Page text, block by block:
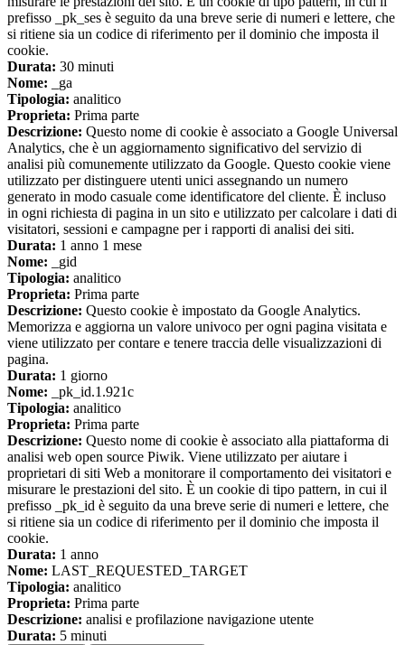
prefisso _pk_ses è seguito da una breve serie di numeri e lettere, che
si ritiene sia un codice di riferimento per il dominio che imposta il
cookie.
Durata: 30 minuti
Nome: _ga
Tipologia: analitico
Proprieta: Prima parte
Descrizione: Questo nome di cookie è associato a Google Universal
Analytics, che è un aggiornamento significativo del servizio di
analisi più comunemente utilizzato da Google. Questo cookie viene
utilizzato per distinguere utenti unici assegnando un numero
generato in modo casuale come identificatore del cliente. È incluso
in ogni richiesta di pagina in un sito e utilizzato per calcolare i dati di
visitatori, sessioni e campagne per i rapporti di analisi dei siti.
Durata: 1 anno 1 mese
Nome: _gid
Tipologia: analitico
Proprieta: Prima parte
Descrizione: Questo cookie è impostato da Google Analytics.
Memorizza e aggiorna un valore univoco per ogni pagina visitata e
viene utilizzato per contare e tenere traccia delle visualizzazioni di
pagina.
Durata: 1 giorno
Nome: _pk_id.1.921c
Tipologia: analitico
Proprieta: Prima parte
Descrizione: Questo nome di cookie è associato alla piattaforma di
analisi web open source Piwik. Viene utilizzato per aiutare i
proprietari di siti Web a monitorare il comportamento dei visitatori e
misurare le prestazioni del sito. È un cookie di tipo pattern, in cui il
prefisso _pk_id è seguito da una breve serie di numeri e lettere, che
si ritiene sia un codice di riferimento per il dominio che imposta il
cookie.
Durata: 1 anno
Nome: LAST_REQUESTED_TARGET
Tipologia: analitico
Proprieta: Prima parte
Descrizione: analisi e profilazione navigazione utente
Durata: 5 minuti